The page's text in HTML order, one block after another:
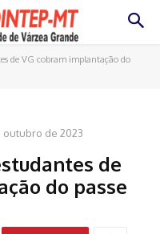
de VG cobram implantação do
outubro de 2023
de
do passe